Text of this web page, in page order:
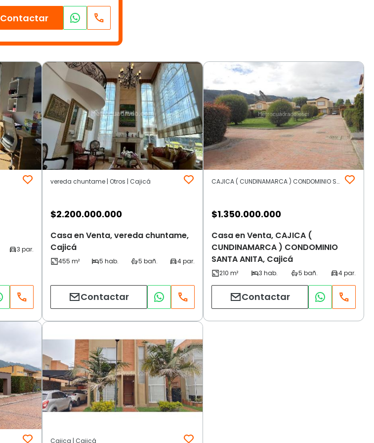
Contactar
vereda chuntame | Otros | Cajicá
$2.200.000.000
Casa en Venta, vereda chuntame,
Cajicá
Contactar
CAJICA ( CUNDINAMARCA ) CONDOMINIO SANTA ANITA | Otros | Cajicá
$1.350.000.000
Casa en Venta, CAJICA (
CUNDINAMARCA ) CONDOMINIO
SANTA ANITA, Cajicá
Contactar
Cajica | Cajicá